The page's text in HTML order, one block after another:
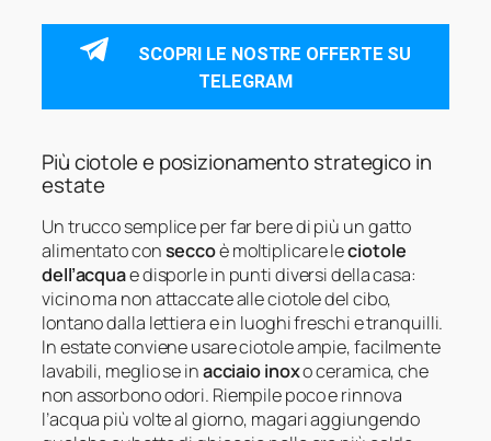
SCOPRI LE NOSTRE OFFERTE SU
TELEGRAM
Più ciotole e posizionamento strategico in
estate
Un trucco semplice per far bere di più un gatto
alimentato conseccoè moltiplicare leciotole
dell’acquae disporle in punti diversi della casa:
vicino ma non attaccate alle ciotole del cibo,
lontano dalla lettiera e in luoghi freschi e tranquilli.
In estate conviene usare ciotole ampie, facilmente
lavabili, meglio se inacciaio inoxo ceramica, che
non assorbono odori. Riempile poco e rinnova
l’acqua più volte al giorno, magari aggiungendo